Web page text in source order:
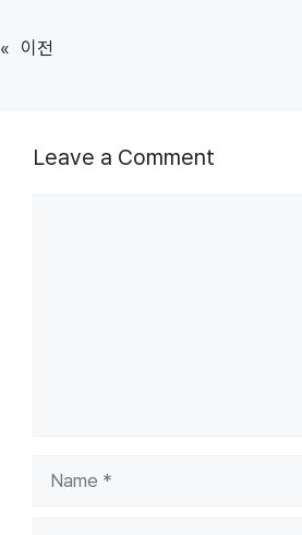
« 이전
Leave a Comment